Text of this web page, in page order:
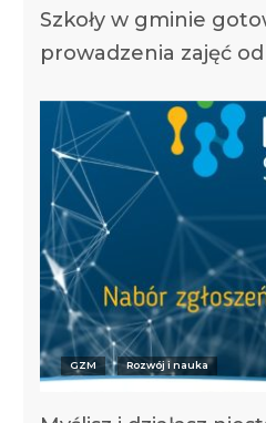
Szkoły w gminie
prowadzenia zajęć
GZM Rozwój i nauka